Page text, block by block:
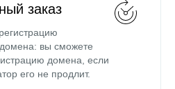
заказ
вы сможете
домена, если
его не продлит.